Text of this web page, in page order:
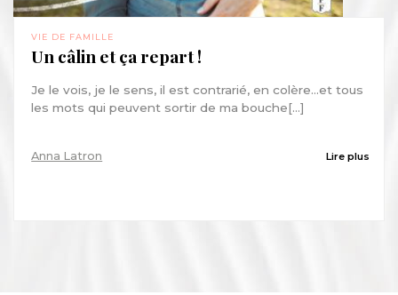
VIE DE FAMILLE
Un câlin et ça repart !
Je le vois, je le sens, il est contrarié, en colère...et tous
les mots qui peuvent sortir de ma bouche[...]
Anna Latron Lire plus